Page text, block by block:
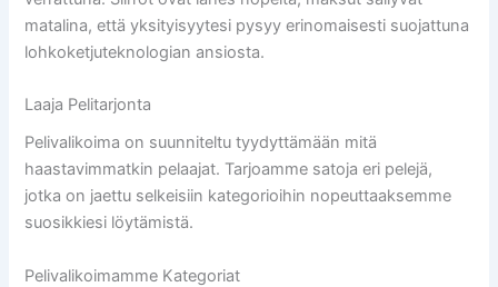
matalina, että yksityisyytesi pysyy erinomaisesti suojattuna
lohkoketjuteknologian ansiosta.
Laaja Pelitarjonta
Pelivalikoima on suunniteltu tyydyttämään mitä
haastavimmatkin pelaajat. Tarjoamme satoja eri pelejä,
jotka on jaettu selkeisiin kategorioihin nopeuttaaksemme
suosikkiesi löytämistä.
Pelivalikoimamme Kategoriat